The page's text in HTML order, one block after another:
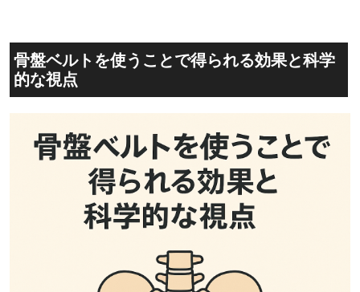
骨盤ベルトを使うことで得られる効果と科学
的な視点